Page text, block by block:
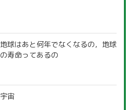
地球はあと何年でなくなるの，地球
の寿命ってあるの
宇宙